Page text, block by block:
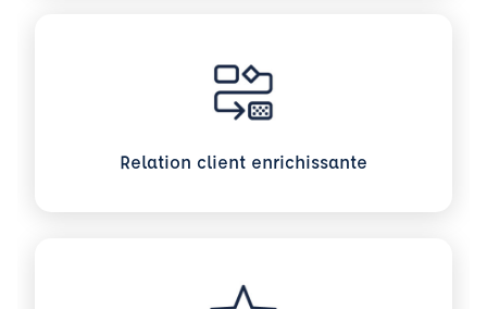
Relation client enrichissante